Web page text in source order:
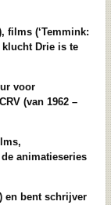
films (‘Temmink:
klucht Drie is te
voor
(van 1962 –
animatieseries
en bent schrijver